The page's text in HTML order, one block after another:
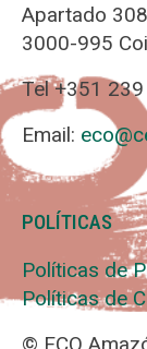
Apartado
3000-995
Tel +351
Email:
POLÍTICAS
Políticas de
Políticas de
© ECO